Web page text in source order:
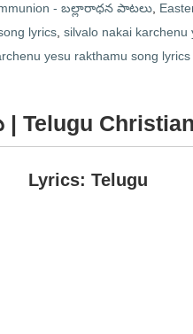
- బల్లారాధన పాటలు
lyrics silvalo nakai karchenu
yesu rakthamu song lyrics
Telugu
Lyrics: Telugu